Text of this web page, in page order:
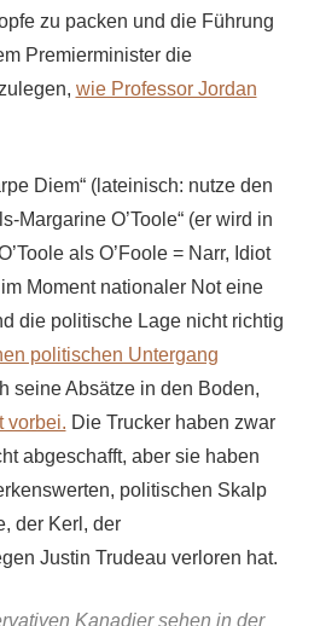
zu packen und die Führung
Premierminister die
, wie Professor Jordan
Diem“ (lateinisch: nutze den
Margarine O’Toole“ (er wird in
als O’Foole = Narr, Idiot
Moment nationaler Not eine
die politische Lage nicht richtig
politischen Untergang
seine Absätze in den Boden,
vorbei. Die Trucker haben zwar
abgeschafft, aber sie haben
politischen Skalp
der Kerl, der
Justin Trudeau verloren hat.
Kanadier sehen in der